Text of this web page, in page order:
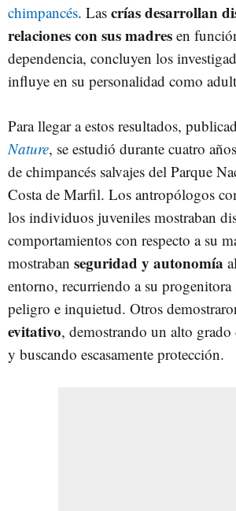
chimpancés. Las crías desarrollan
relaciones con sus madres en
dependencia, concluyen los
influye en su personalidad como
Para llegar a estos resultados,
Nature, se estudió durante cuatro
de chimpancés salvajes del Parque
Costa de Marfil. Los antropólogos
los individuos juveniles mostraban
comportamientos con respecto a su
mostraban seguridad y autonomía
entorno, recurriendo a su progenitora
peligro e inquietud. Otros
evitativo, demostrando un alto grado
y buscando escasamente protección.